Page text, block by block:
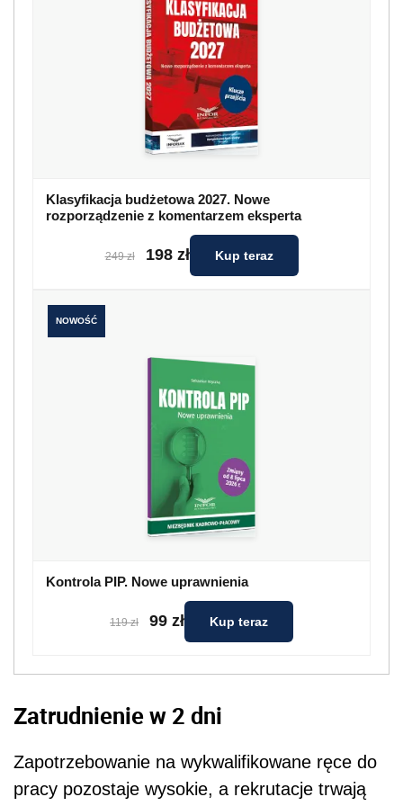
Klasyfikacja budżetowa 2027. Nowe
rozporządzenie z komentarzem eksperta
249 zł 198 zł Kup teraz
NOWOŚĆ
Kontrola PIP. Nowe uprawnienia
119 zł 99 zł Kup teraz
Zatrudnienie w 2 dni
Zapotrzebowanie na wykwalifikowane ręce do
pracy pozostaje wysokie, a rekrutacje trwają